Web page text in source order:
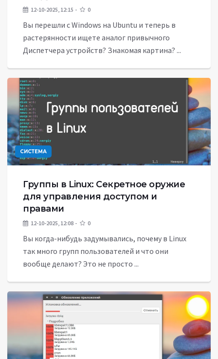
12-10-2025, 12:15 0
Вы перешли с Windows на Ubuntu и теперь в
растерянности ищете аналог привычного
Диспетчера устройств? Знакомая картина? ...
СИСТЕМА
Группы в Linux: Секретное оружие
для управления доступом и
правами
12-10-2025, 12:08 0
Вы когда-нибудь задумывались, почему в Linux
так много групп пользователей и что они
вообще делают? Это не просто ...